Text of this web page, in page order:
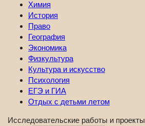
Химия
История
Право
География
Экономика
Физкультура
Культура и искусство
Психология
ЕГЭ и ГИА
Отдых с детьми летом
Исследовательские работы и проекты